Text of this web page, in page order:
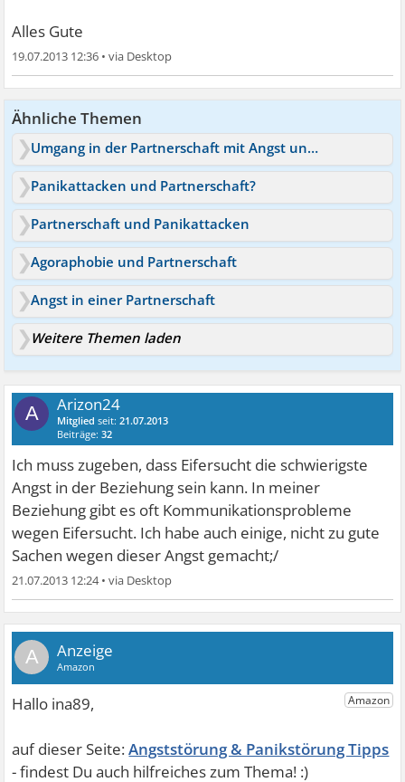
Alles Gute
19.07.2013 12:36 •
Ähnliche Themen
Umgang in der Partnerschaft mit Angst und Depression
Panikattacken und Partnerschaft?
Partnerschaft und Panikattacken
Agoraphobie und Partnerschaft
Angst in einer Partnerschaft
Weitere Themen laden
A Arizon24
Mitglied seit:21.07.2013
Beiträge:32
Ich muss zugeben, dass Eifersucht die schwierigste
Angst in der Beziehung sein kann. In meiner
Beziehung gibt es oft Kommunikationsprobleme
wegen Eifersucht. Ich habe auch einige, nicht zu gute
Sachen wegen dieser Angst gemacht;/
21.07.2013 12:24•
A
Angststörung & Panikstörung Tipps